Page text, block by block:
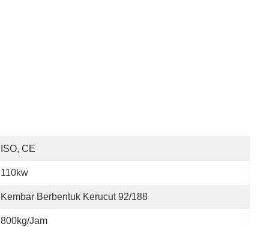
ISO, CE
110kw
Kembar Berbentuk Kerucut 92/188
800kg/jam